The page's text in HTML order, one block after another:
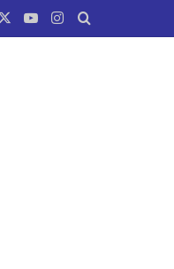
YouTubeInstagram